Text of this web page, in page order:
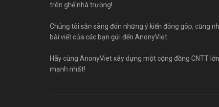
trên ghế nhà trường!
Chúng tôi sẵn sàng đón những ý kiến đóng góp, cũng
bài viết của các bạn gửi đến AnonyViet.
Hãy cùng AnonyViet xây dựng một cộng đồng CNTT lớn
mạnh nhất!